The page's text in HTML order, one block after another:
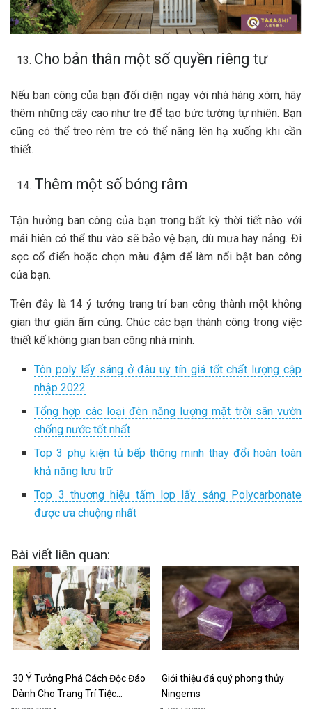
Cho bản thân một số quyền riêng tư
Nếu ban công của bạn đối diện ngay với nhà hàng xóm, hãy
thêm những cây cao như tre để tạo bức tường tự nhiên. Bạn
cũng có thể treo rèm tre có thể nâng lên hạ xuống khi cần
thiết.
Thêm một số bóng râm
Tận hưởng ban công của bạn trong bất kỳ thời tiết nào với
mái hiên có thể thu vào sẽ bảo vệ bạn, dù mưa hay nắng. Đi
sọc cổ điển hoặc chọn màu đậm để làm nổi bật ban công
của bạn.
Trên đây là 14 ý tưởng trang trí ban công thành một không
gian thư giãn ấm cúng. Chúc các bạn thành công trong việc
thiết kế không gian ban công nhà mình.
Tôn poly lấy sáng ở đâu uy tín giá tốt chất lượng cập
nhập 2022
Tổng hợp các loại đèn năng lượng mặt trời sân vườn
chống nước tốt nhất
Top 3 phụ kiện tủ bếp thông minh thay đổi hoàn toàn
khả năng lưu trữ
Top 3 thương hiệu tấm lợp lấy sáng Polycarbonate
được ưa chuộng nhất
Bài viết liên quan:
30 Ý Tưởng Phá Cách Độc Đáo
Dành Cho Trang Trí Tiệc…
Giới thiệu đá quý phong thủy
Ningems